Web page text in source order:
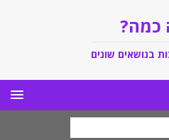
כמה?
בנושאים שונים